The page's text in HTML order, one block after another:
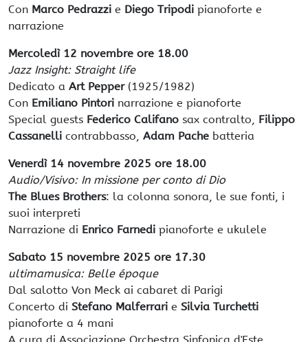
Con Marco Pedrazzi e Diego Tripodi pianoforte e
narrazione
Mercoledì 12 novembre ore 18.00
Jazz Insight: Straight life
Dedicato a Art Pepper(1925/1982)
Con Emiliano Pintori narrazione e pianoforte
Special guests Federico Califano sax contralto, Filippo
Cassanelli contrabbasso, Adam Pache batteria
Venerdì 14 novembre 2025 ore 18.00
Audio/Visivo: In missione per conto di Dio
The Blues Brothers: la colonna sonora, le sue fonti, i
suoi interpreti
Narrazione di Enrico Farnedi pianoforte e ukulele
Sabato 15 novembre 2025 ore 17.30
ultimamusica: Belle époque
Dal salotto Von Meck ai cabaret di Parigi
Concerto di Stefano Malferrari e Silvia Turchetti
pianoforte a 4 mani